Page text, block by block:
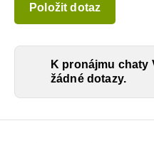
Položit dotaz
K pronájmu chaty
žádné dotazy.